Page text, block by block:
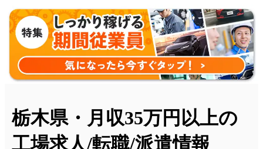
栃木県・月収35万円以上の
工場求人/転職/派遣情報